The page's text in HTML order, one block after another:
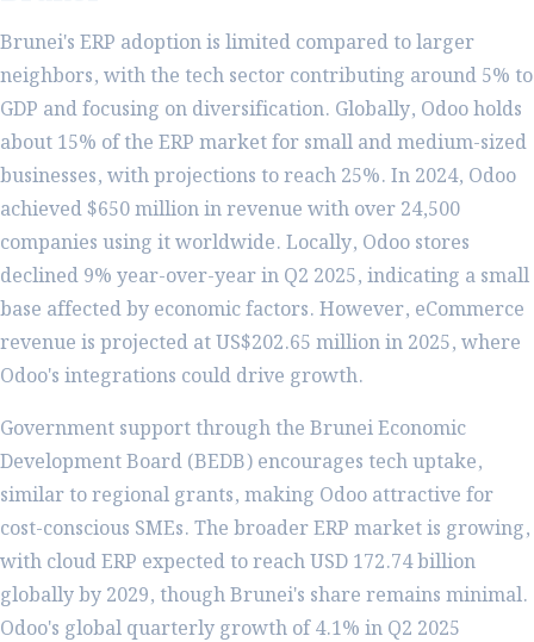
Brunei's ERP adoption is limited compared to larger
neighbors, with the tech sector contributing around 5% to
GDP and focusing on diversification. Globally, Odoo holds
about 15% of the ERP market for small and medium-sized
businesses, with projections to reach 25%. In 2024, Odoo
achieved $650 million in revenue with over 24,500
companies using it worldwide. Locally, Odoo stores
declined 9% year-over-year in Q2 2025, indicating a small
base affected by economic factors. However, eCommerce
revenue is projected at US$202.65 million in 2025, where
Odoo's integrations could drive growth.
Government support through the Brunei Economic
Development Board (BEDB) encourages tech uptake,
similar to regional grants, making Odoo attractive for
cost-conscious SMEs. The broader ERP market is growing,
with cloud ERP expected to reach USD 172.74 billion
globally by 2029, though Brunei's share remains minimal.
Odoo's global quarterly growth of 4.1% in Q2 2025